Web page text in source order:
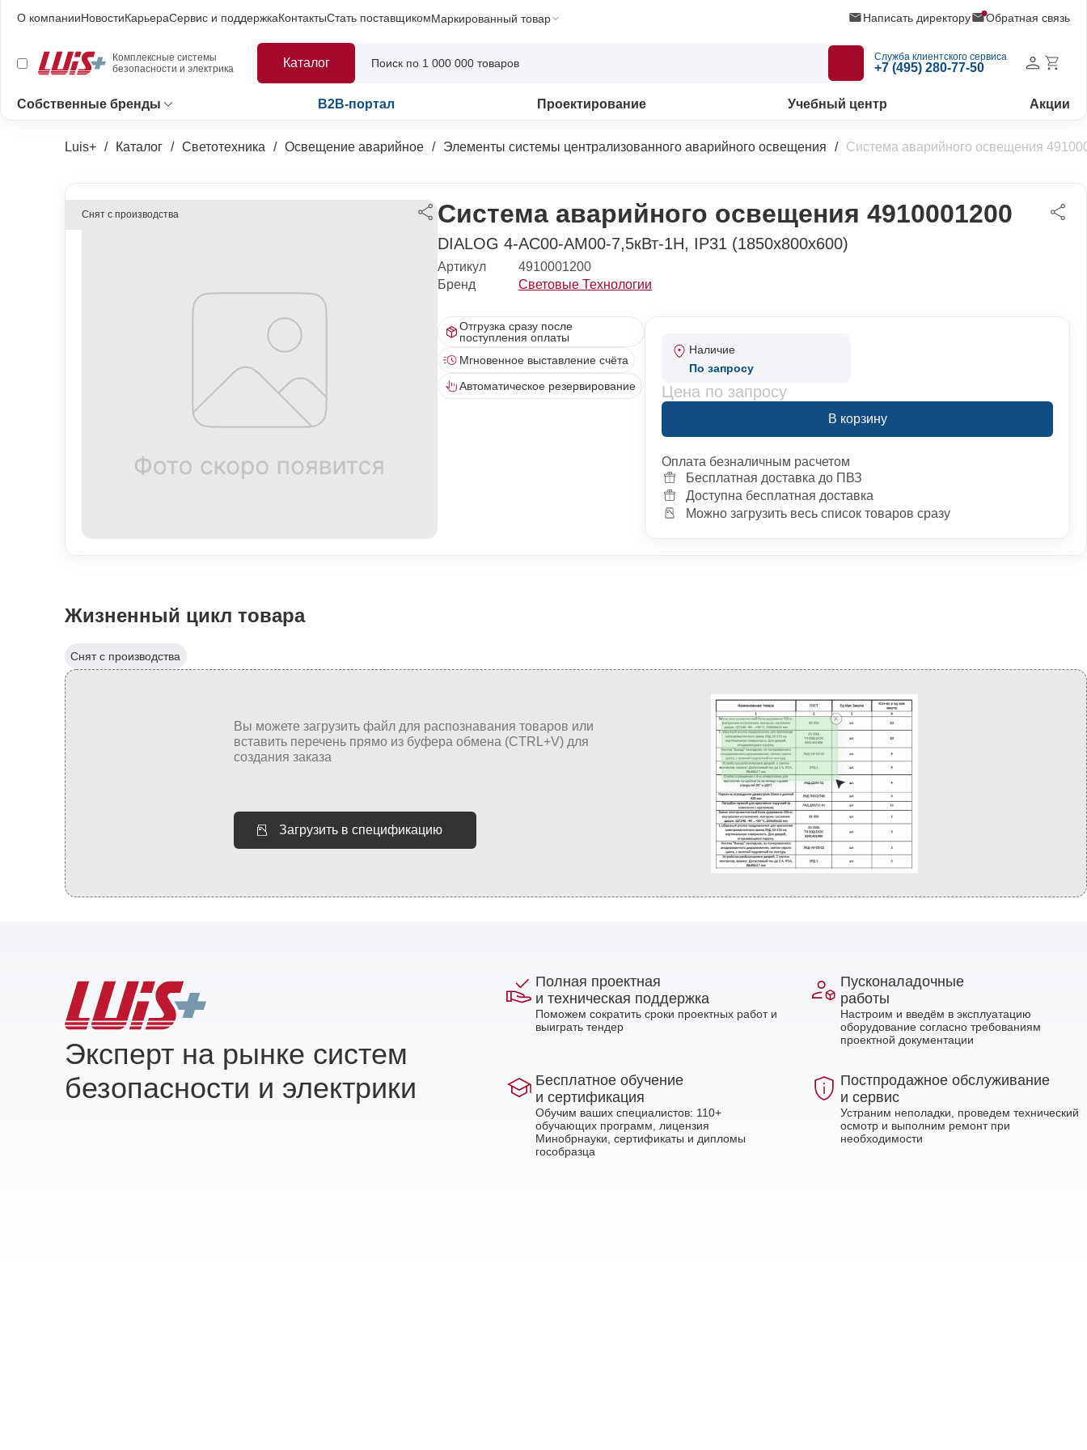
О компанииНовостиКарьераСервис и поддержкаКонтактыСтать поставщикомМаркированный товар Написать директору Обратная связь
Комплексные системы
безопасности и электрика
Каталог Служба клиентского сервиса
+7 (495) 280-77-50
Собственные бренды B2B-портал Проектирование Учебный центр Акции
Luis+ Каталог Светотехника Освещение аварийное Элементы системы централизованного аварийного освещения Система аварийного освещения
Снят с производства Система аварийного освещения 4910001200
DIALOG 4-AC00-AM00-7,5кВт-1H, IP31 (1850x800x600)
Артикул
4910001200
Бренд
Световые Технологии
Отгрузка сразу после
поступления оплаты
Мгновенное выставление счёта
Автоматическое резервирование
Наличие
По запросу
Цена по запросу
В корзину
Оплата безналичным расчетом
Бесплатная доставка до ПВЗ
Доступна бесплатная доставка
Можно загрузить весь список товаров сразу
Жизненный цикл товара
Снят с производства
Загрузить в спецификацию
Эксперт на рынке систем
безопасности и электрики
Полная проектная
и техническая поддержка
Поможем сократить сроки проектных работ и
выиграть тендер
Пусконаладочные
работы
Настроим и введём в эксплуатацию
оборудование согласно требованиям
проектной документации
Бесплатное обучение
и сертификация
Обучим ваших специалистов: 110+
обучающих программ, лицензия
Минобрнауки, сертификаты и дипломы
гособразца
Постпродажное обслуживание
и сервис
Устраним неполадки, проведем технический
осмотр и выполним ремонт при
необходимости